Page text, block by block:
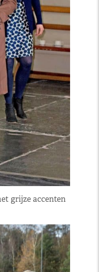
grijze accenten